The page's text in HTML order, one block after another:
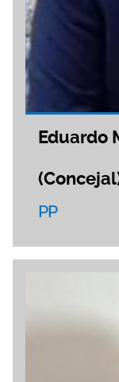
Eduardo
PP